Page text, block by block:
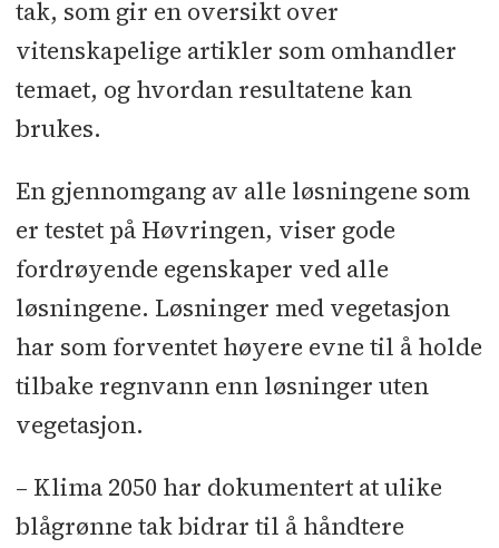
tak, som gir en oversikt over
vitenskapelige artikler som omhandler
temaet, og hvordan resultatene kan
brukes.
En gjennomgang av alle løsningene som
er testet på Høvringen, viser gode
fordrøyende egenskaper ved alle
løsningene. Løsninger med vegetasjon
har som forventet høyere evne til å holde
tilbake regnvann enn løsninger uten
vegetasjon.
– Klima 2050 har dokumentert at ulike
blågrønne tak bidrar til å håndtere